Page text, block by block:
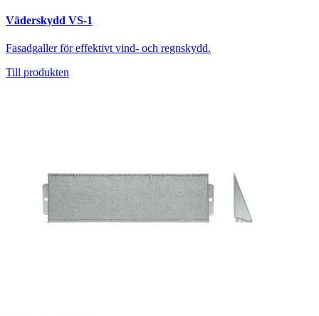
Väderskydd VS-1
Fasadgaller för effektivt vind- och regnskydd.
Till produkten